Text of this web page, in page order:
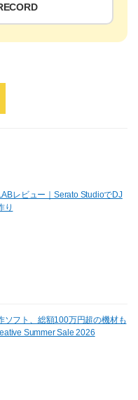
レビュー｜Serato StudioでDJ
り
ソフト、総額100万円超の機材も
Summer Sale 2026